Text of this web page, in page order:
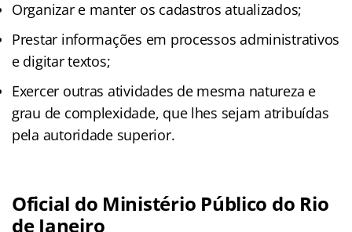
Organizar e manter os cadastros atualizados;
Prestar informações em processos administrativos
e digitar textos;
Exercer outras atividades de mesma natureza e
grau de complexidade, que lhes sejam atribuídas
pela autoridade superior.
Oficial do Ministério Público do Rio
de Janeiro